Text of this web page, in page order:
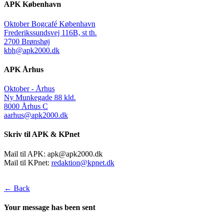
APK København
Oktober Bogcafé København
Frederikssundsvej 116B, st th.
2700 Brønshøj
kbh@apk2000.dk
APK Århus
Oktober - Århus
Ny Munkegade 88 kld.
8000 Århus C
aarhus@apk2000.dk
Skriv til APK & KPnet
Mail til APK: apk@apk2000.dk
Mail til KPnet: redaktion@kpnet.dk
← Back
Your message has been sent